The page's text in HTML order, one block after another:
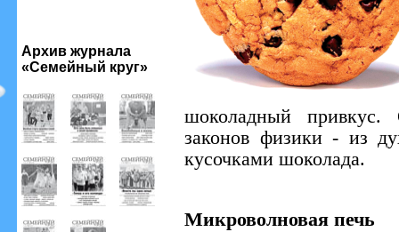
Архив журнала
«Семейный круг»
шоколадный
законов физики - из
кусочками шоколада.
Микроволновая печь